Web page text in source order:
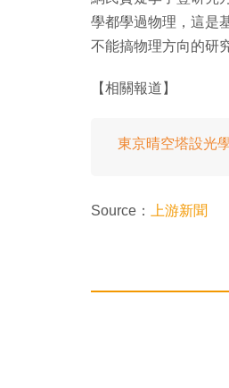
學都學過物理，這是
不能搞物理方向的研
【相關報道】
東京晴空塔設光
Source： 上游新聞